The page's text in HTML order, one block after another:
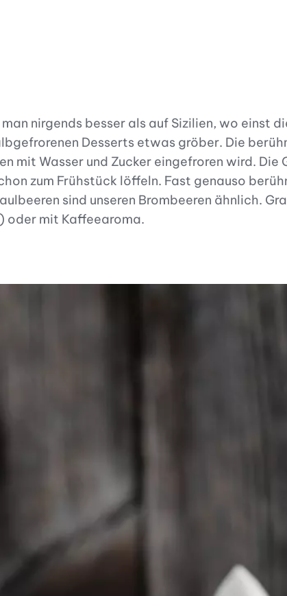
nirgends besser als auf Sizilien, wo einst
Desserts etwas gröber. Die
mit Wasser und Zucker eingefroren wird.
zum Frühstück löffeln. Fast genauso
sind unseren Brombeeren ähnlich.
oder mit Kaffeearoma.